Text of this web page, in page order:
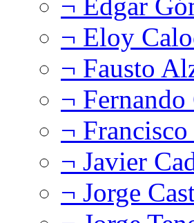
¬ Eloy
¬ Fausto
¬
¬
¬ Javier
¬ Jorge